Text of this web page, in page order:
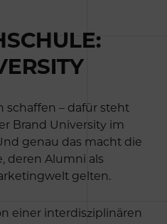
schaffen – dafür steht
Brand University im
genau das macht die
deren Alumni als
gelten.
einer interdisziplinären